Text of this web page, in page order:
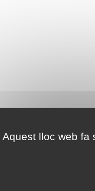
Aquest lloc web fa